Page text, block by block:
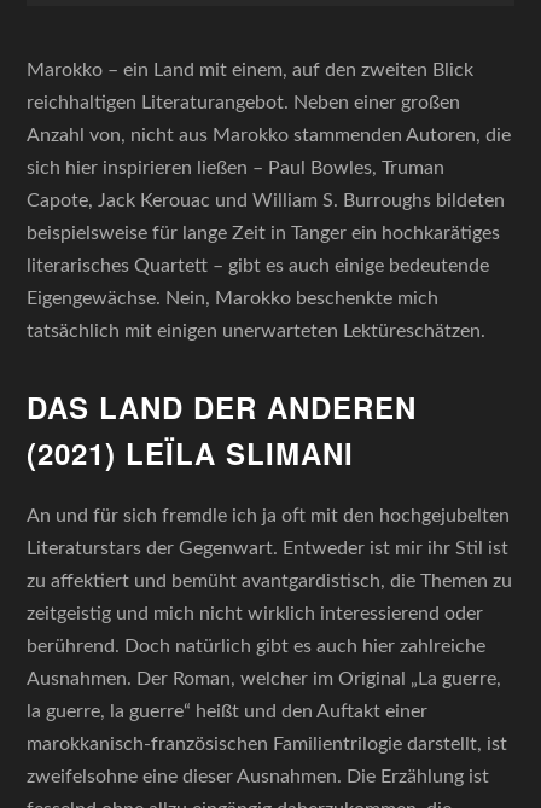
Marokko – ein Land mit einem, auf den zweiten Blick
reichhaltigen Literaturangebot. Neben einer großen
Anzahl von, nicht aus Marokko stammenden Autoren, die
sich hier inspirieren ließen – Paul Bowles, Truman
Capote, Jack Kerouac und William S. Burroughs bildeten
beispielsweise für lange Zeit in Tanger ein hochkarätiges
literarisches Quartett – gibt es auch einige bedeutende
Eigengewächse. Nein, Marokko beschenkte mich
tatsächlich mit einigen unerwarteten Lektüreschätzen.
DAS LAND DER ANDEREN
(2021) LEÏLA SLIMANI
An und für sich fremdle ich ja oft mit den hochgejubelten
Literaturstars der Gegenwart. Entweder ist mir ihr Stil ist
zu affektiert und bemüht avantgardistisch, die Themen zu
zeitgeistig und mich nicht wirklich interessierend oder
berührend. Doch natürlich gibt es auch hier zahlreiche
Ausnahmen. Der Roman, welcher im Original „La guerre,
la guerre, la guerre“ heißt und den Auftakt einer
marokkanisch-französischen Familientrilogie darstellt, ist
zweifelsohne eine dieser Ausnahmen. Die Erzählung ist